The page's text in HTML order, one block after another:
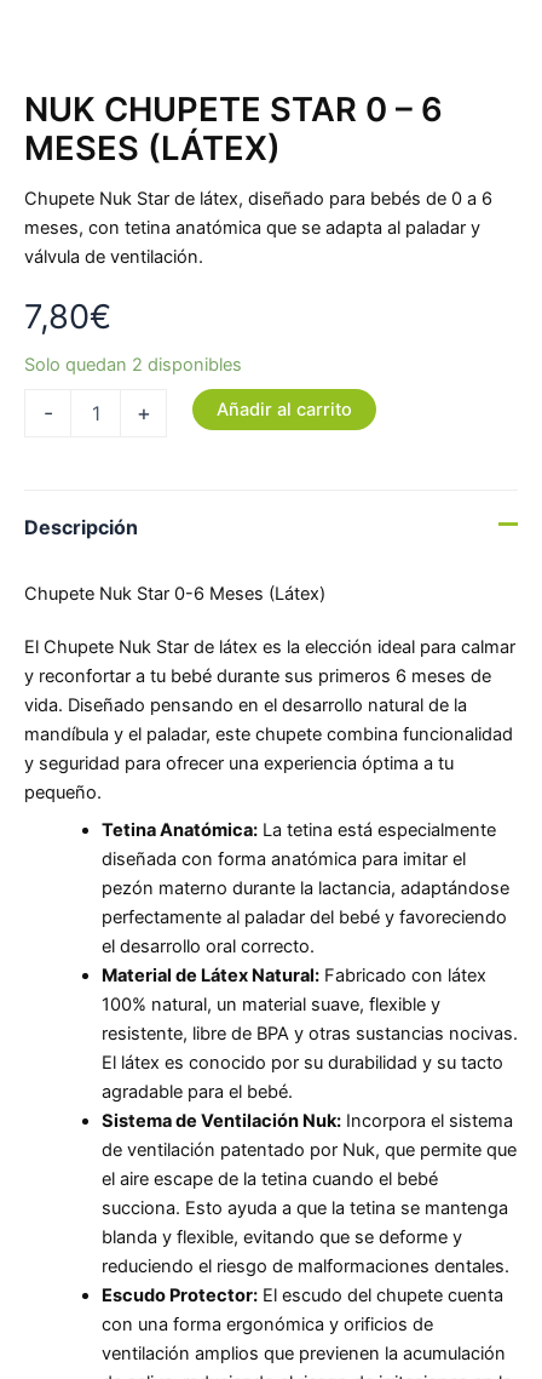
NUK CHUPETE STAR 0 – 6
MESES (LÁTEX)
Chupete Nuk Star de látex, diseñado para bebés de 0 a 6
meses, con tetina anatómica que se adapta al paladar y
válvula de ventilación.
7,80€
Solo quedan 2 disponibles
- + Añadir al carrito
Descripción
Chupete Nuk Star 0-6 Meses (Látex)
El Chupete Nuk Star de látex es la elección ideal para calmar
y reconfortar a tu bebé durante sus primeros 6 meses de
vida. Diseñado pensando en el desarrollo natural de la
mandíbula y el paladar, este chupete combina funcionalidad
y seguridad para ofrecer una experiencia óptima a tu
pequeño.
Tetina Anatómica:La tetina está especialmente
diseñada con forma anatómica para imitar el
pezón materno durante la lactancia, adaptándose
perfectamente al paladar del bebé y favoreciendo
el desarrollo oral correcto.
Material de Látex Natural:Fabricado con látex
100% natural, un material suave, flexible y
resistente, libre de BPA y otras sustancias nocivas.
El látex es conocido por su durabilidad y su tacto
agradable para el bebé.
Sistema de Ventilación Nuk:Incorpora el sistema
de ventilación patentado por Nuk, que permite que
el aire escape de la tetina cuando el bebé
succiona. Esto ayuda a que la tetina se mantenga
blanda y flexible, evitando que se deforme y
reduciendo el riesgo de malformaciones dentales.
Escudo Protector:El escudo del chupete cuenta
con una forma ergonómica y orificios de
ventilación amplios que previenen la acumulación